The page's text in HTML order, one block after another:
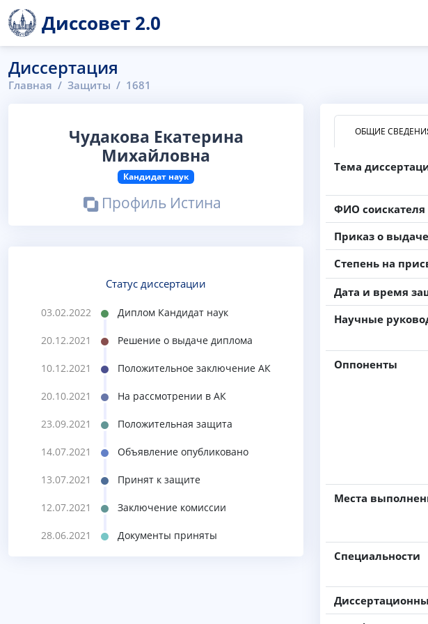
Диссовет 2.0
Диссертация
Главная Защиты 1681
Чудакова Екатерина
Михайловна
Кандидат наук
Профиль Истина
Статус диссертации
03.02.2022 Диплом Кандидат наук
20.12.2021 Решение о выдаче диплома
10.12.2021 Положительное заключение АК
20.10.2021 На рассмотрении в АК
23.09.2021 Положительная защита
14.07.2021 Объявление опубликовано
13.07.2021 Принят к защите
12.07.2021 Заключение комиссии
28.06.2021 Документы приняты
ОБЩИЕ
Тема
ФИО соискателя
Приказ о
Степень на
Дата и время
Научные
Оппоненты
Места
Специальности